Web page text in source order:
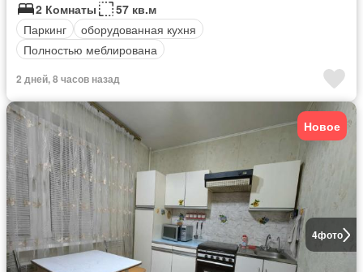
2 Комнаты
57 кв.м
Паркинг
оборудованная кухня
Полностью меблирована
2 дней, 8 часов назад
4фото
Новое